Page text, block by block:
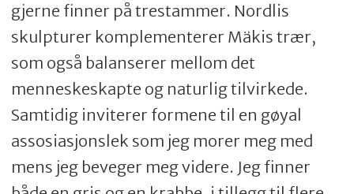
gjerne finner på trestammer. Nordlis
skulpturer komplementerer Mäkis trær,
som også balanserer mellom det
menneskeskapte og naturlig tilvirkede.
Samtidig inviterer formene til en gøyal
assosiasjonslek som jeg morer meg med
mens jeg beveger meg videre. Jeg finner